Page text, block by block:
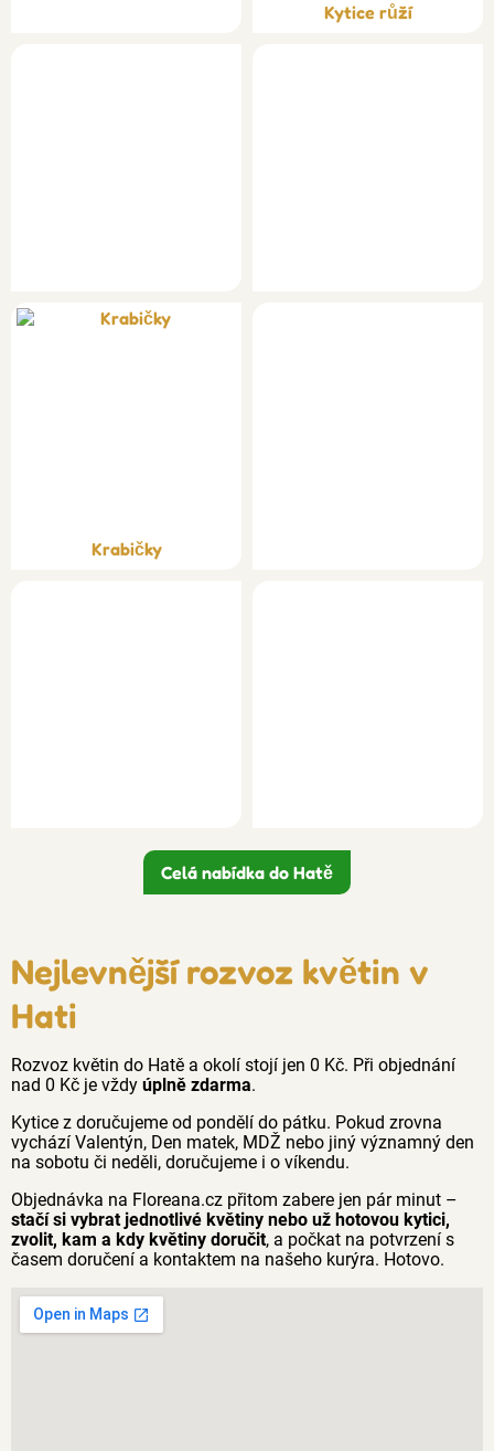
Kytice růží
Krabičky
Celá nabídka do Hatě
Nejlevnější rozvoz květin v
Hati
Rozvoz květin do Hatě a okolí stojí jen 0 Kč. Při objednání
nad 0 Kč je vždy úplně zdarma.
Kytice z doručujeme od pondělí do pátku. Pokud zrovna
vychází Valentýn, Den matek, MDŽ nebo jiný významný den
na sobotu či neděli, doručujeme i o víkendu.
Objednávka na Floreana.cz přitom zabere jen pár minut –
stačí si vybrat jednotlivé květiny nebo už hotovou kytici,
zvolit, kam a kdy květiny doručit, a počkat na potvrzení s
časem doručení a kontaktem na našeho kurýra. Hotovo.